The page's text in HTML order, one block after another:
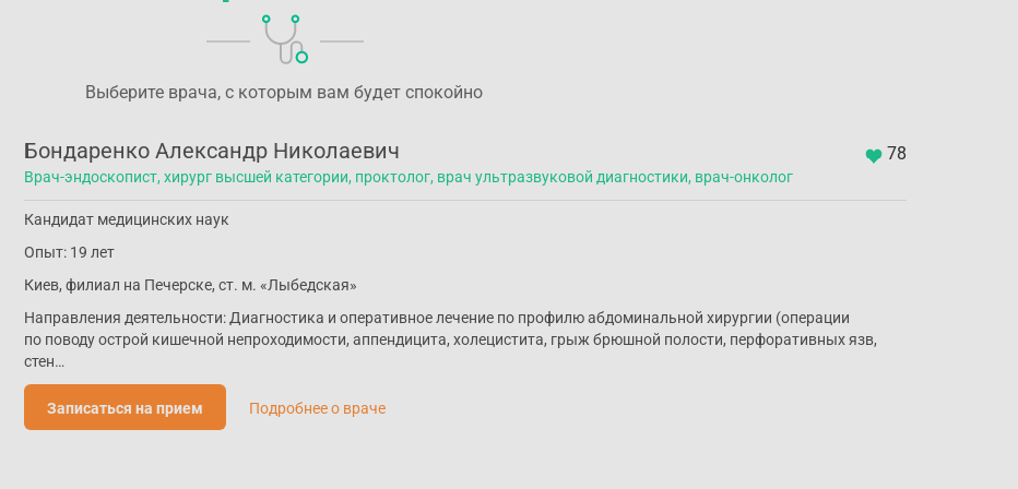
Выберите врача, с которым вам будет спокойно
78
Бондаренко Александр Николаевич
Врач-эндоскопист, хирург высшей категории, проктолог, врач ультразвуковой диагностики, врач-онколог
Кандидат медицинских наук
Опыт: 19 лет
Киев, филиал на Печерске, ст. м. «Лыбедская»
Направления деятельности: Диагностика и оперативное лечение по профилю абдоминальной хирургии (операции
по поводу острой кишечной непроходимости, аппендицита, холецистита, грыж брюшной полости, перфоративных язв,
стен…
Записаться на прием Подробнее о враче